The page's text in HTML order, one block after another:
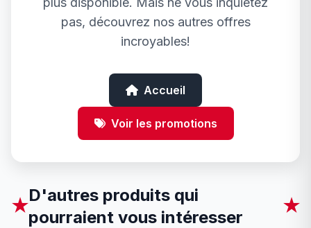
pas, découvrez nos autres offres
incroyables!
Accueil
Voir les promotions
★
D'autres produits qui
pourraient vous intéresser
★